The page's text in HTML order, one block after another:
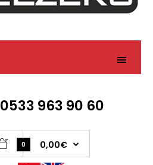
0533 963 90 60
0 0,00€